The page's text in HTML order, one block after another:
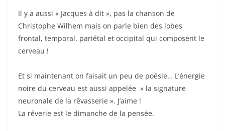
Il y a aussi « Jacques à dit », pas la chanson de
Christophe Wilhem mais on parle bien des lobes
frontal, temporal, pariétal et occipital qui composent le
cerveau !
Et si maintenant on faisait un peu de poésie… L’énergie
noire du cerveau est aussi appelée » la signature
neuronale de la rêvasserie ». J’aime !
La rêverie est le dimanche de la pensée.